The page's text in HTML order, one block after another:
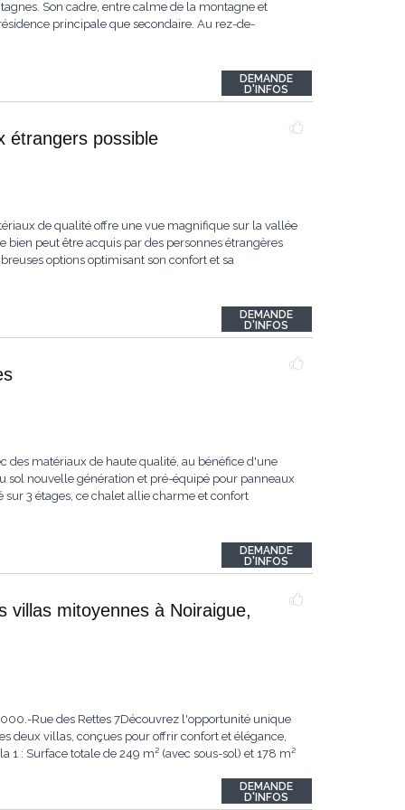
Son cadre, entre calme de la montagne et
principale que secondaire. Au rez-de-
DEMANDE
D'INFOS
étrangers possible
de qualité offre une vue magnifique sur la vallée
peut être acquis par des personnes étrangères
options optimisant son confort et sa
DEMANDE
D'INFOS
des matériaux de haute qualité, au bénéfice d'une
nouvelle génération et pré-équipé pour panneaux
3 étages, ce chalet allie charme et confort
DEMANDE
D'INFOS
villas mitoyennes à Noiraigue,
Rue des Rettes 7Découvrez l'opportunité unique
deux villas, conçues pour offrir confort et élégance,
: Surface totale de 249 m² (avec sous-sol) et 178 m²
DEMANDE
D'INFOS